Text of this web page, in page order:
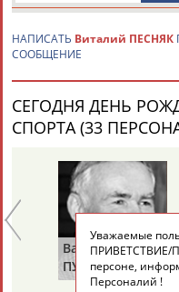
Камалудин
АБДУЛДАУДОВ
Абдула
24 персон из 13181
ТАБЛО АКТИВНОСТИ
НАПИСАТЬ Виталий ПЕСНЯК
СООБЩЕНИЕ
СЕГОДНЯ ДЕНЬ
СПОРТА (33
Валерий
ПУШКАРЕВ
Уважаемые
ПРИВЕТСТВИЕ/
персоне,
Персоналий !